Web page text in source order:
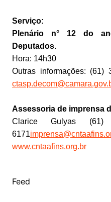
Serviço:
Plenário n° 12 do
Deputados.
Hora: 14h30
Outras informações:
Assessoria de imprensa
Clarice Gulyas
6171
www.cntaafins.org.br
Feed